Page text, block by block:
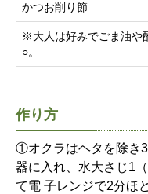
かつお削り節
※大人は好みでごま油や
○。
作り方
①オクラはヘタを除き
器に入れ、水大さじ1
て電 子レンジで2分ほ